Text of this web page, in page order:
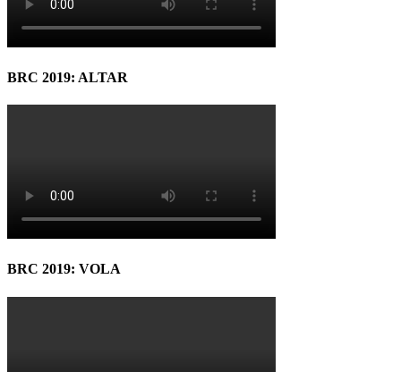
BRC 2019: ALTAR
BRC 2019: VOLA